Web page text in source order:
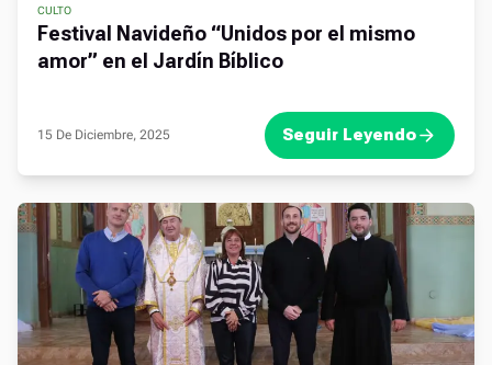
CULTO
Festival Navideño “Unidos por el mismo
amor” en el Jardín Bíblico
15 De Diciembre, 2025 Seguir Leyendo